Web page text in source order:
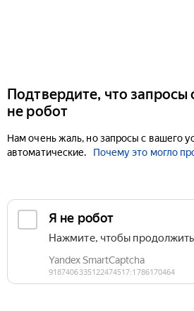
Подтвердите, что запросы
не робот
Нам очень жаль, но запросы с вашего
автоматические.
Почему это могло